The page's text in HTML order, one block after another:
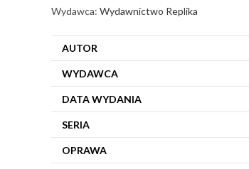
Wydawca: Wydawnictwo Replika
AUTOR
WYDAWCA
DATA WYDANIA
SERIA
OPRAWA